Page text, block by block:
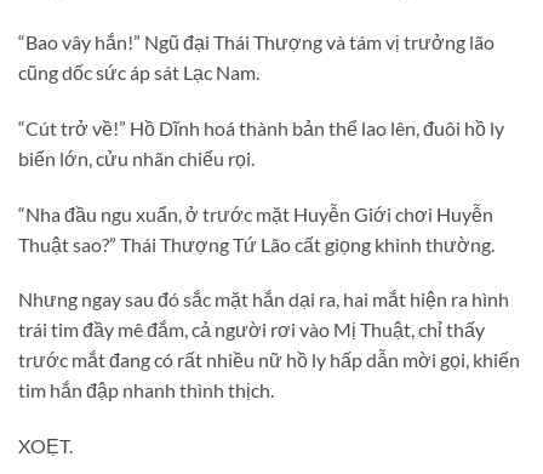
“Bao vây hắn!” Ngũ đại Thái Thượng và tám vị trưởng lão
cũng dốc sức áp sát Lạc Nam.
“Cút trở về!” Hồ Dĩnh hoá thành bản thể lao lên, đuôi hồ ly
biến lớn, cửu nhãn chiếu rọi.
“Nha đầu ngu xuẩn, ở trước mặt Huyễn Giới chơi Huyễn
Thuật sao?” Thái Thượng Tứ Lão cất giọng khinh thường.
Nhưng ngay sau đó sắc mặt hắn dại ra, hai mắt hiện ra hình
trái tim đầy mê đắm, cả người rơi vào Mị Thuật, chỉ thấy
trước mắt đang có rất nhiều nữ hồ ly hấp dẫn mời gọi, khiến
tim hắn đập nhanh thình thịch.
XOẸT.